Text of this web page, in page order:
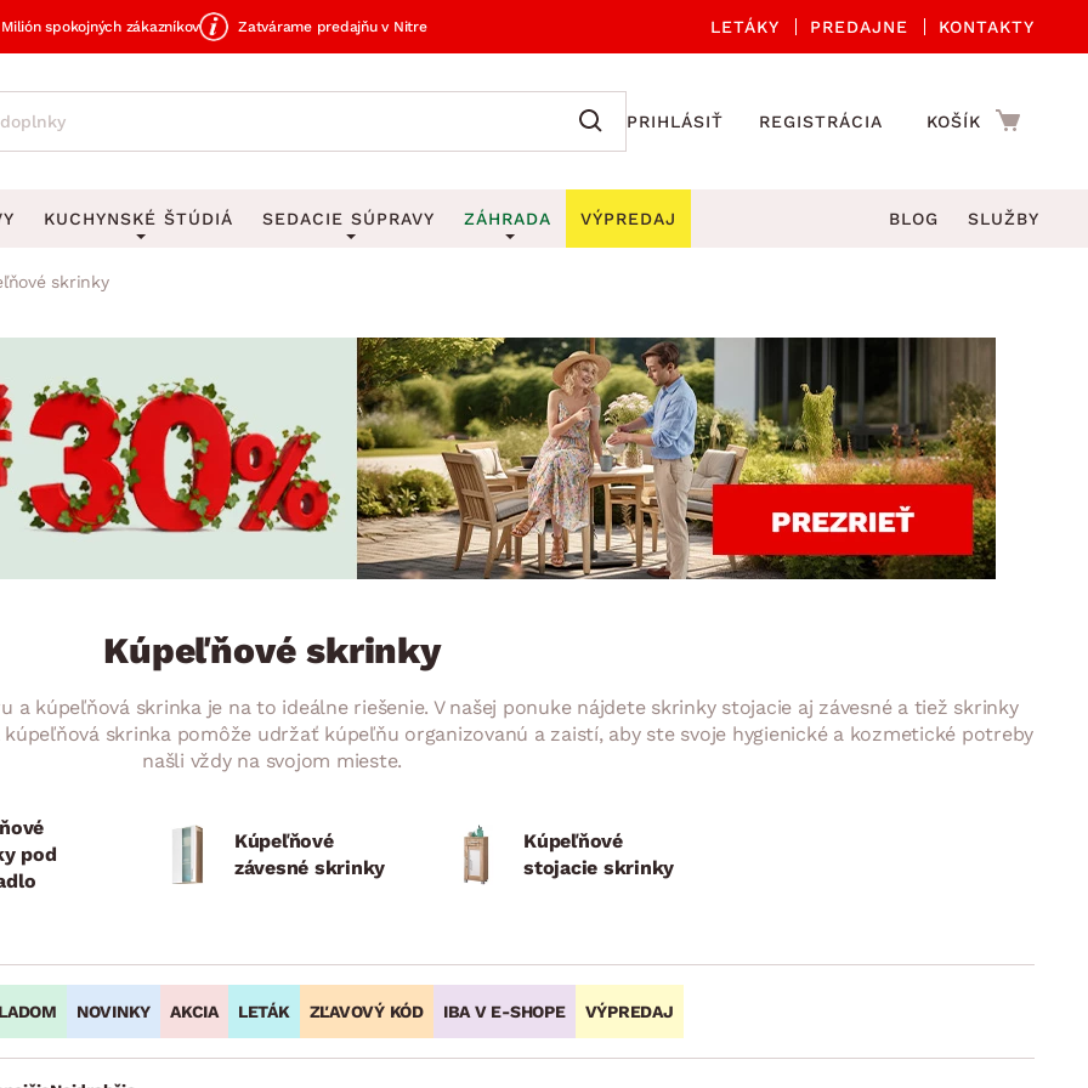
Milión spokojných zákazníkov Zatvárame predajňu v Nitre LETÁKY PREDAJNE KONTAKTY
PRIHLÁSIŤ REGISTRÁCIA KOŠÍK
Obrazy
Zrkadlá
Hodiny
Vázy
Zobrazit vše
Vešiaky na kľúče
Stojany na dáždniky
Stojany na noviny
Stojany na oblečenie
Zobrazit vše
Kuchynské príslušenstvo
Kúpeľňové doplnky
Záhradné doplnky
ZÁHRADNÉ DOPLNKY VIANOCE
KUCHYNSKÉ ŠTÚDIÁ SEDACIE SÚPRAVY
Rohové sedacie súpravy
Sedacie súpravy 3-2-1
Sedacie súpravy na mieru
ZÁHRADA
Záhradné stoličky a kreslá
Záhradné lavice
Záhradné stoly
Záhradné hojdačky
Záhradné lehátka
Záhradné doplnky
VÝPREDAJ BLOG SLUŽBY
skrinky
Kúpeľňové skrinky
kúpeľňová skrinka je na to ideálne riešenie. V našej ponuke nájdete skrinky stojacie aj závesné a tiež skrinky
skrinka pomôže udržať kúpeľňu organizovanú a zaistí, aby ste svoje hygienické a kozmetické potreby
našli vždy na svojom mieste.
pod
Kúpeľňové
závesné skrinky
Kúpeľňové
stojacie skrinky
NOVINKY AKCIA LETÁK ZĽAVOVÝ KÓD IBA V E-SHOPE VÝPREDAJ